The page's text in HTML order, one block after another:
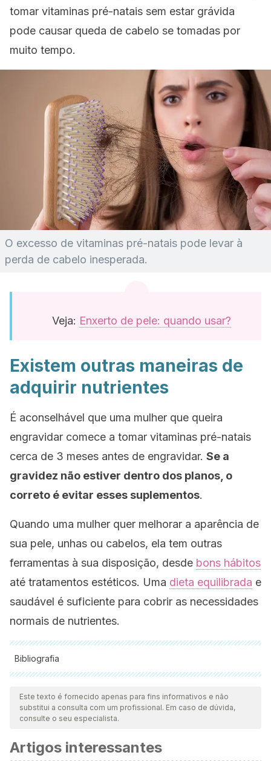
tomar vitaminas pré-natais sem estar grávida
pode causar queda de cabelo se tomadas por
muito tempo.
O excesso de vitaminas pré-natais pode levar à
perda de cabelo inesperada.
Veja: Enxerto de pele: quando usar?
Existem outras maneiras de
adquirir nutrientes
É aconselhável que uma mulher que queira
engravidar comece a tomar vitaminas pré-natais
cerca de 3 meses antes de engravidar. Se a
gravidez não estiver dentro dos planos, o
correto é evitar esses suplementos.
Quando uma mulher quer melhorar a aparência de
sua pele, unhas ou cabelos, ela tem outras
ferramentas à sua disposição, desde bons hábitos
até tratamentos estéticos. Uma dieta equilibrada e
saudável é suficiente para cobrir as necessidades
normais de nutrientes.
Bibliografia
Todas as fontes citadas foram minuciosamente revisadas por
nossa equipe para garantir sua qualidade, confiabilidade,
atualidade e validade. A bibliografia deste artigo foi
cientificamente.
Este texto é fornecido apenas para fins informativos e não
substitui a consulta com um profissional. Em caso de dúvida,
consulte o seu especialista.
Artigos interessantes